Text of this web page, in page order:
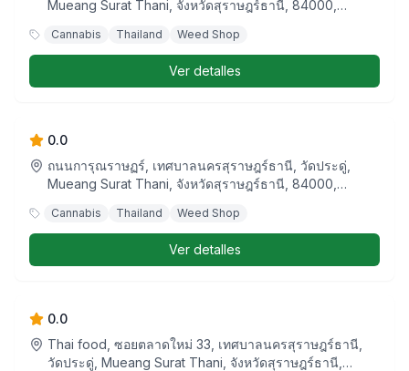
Mueang Surat Thani, จังหวัดสุราษฎร์ธานี, 84000,
Cannabis Thailand Weed Shop
Ver detalles
Cannabis and amp;กัญชา by MARY JANE
0.0
ถนนการุณราษฏร์, เทศบาลนครสุราษฎร์ธานี, วัดประดู่,
Mueang Surat Thani, จังหวัดสุราษฎร์ธานี, 84000,
Cannabis Thailand Weed Shop
Ver detalles
The Smokers'' Library
0.0
Thai food, ซอยตลาดใหม่ 33, เทศบาลนครสุราษฎร์ธานี,
วัดประดู่, Mueang Surat Thani, จังหวัดสุราษฎร์ธานี,